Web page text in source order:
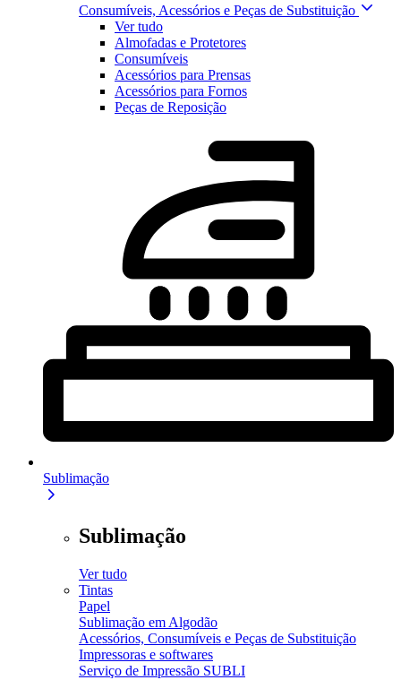
Consumíveis, Acessórios e Peças de Substituição
Ver tudo
Almofadas e Protetores
Consumíveis
Acessórios para Prensas
Acessórios para Fornos
Peças de Reposição
Sublimação
Sublimação
Ver tudo
Tintas
Papel
Sublimação em Algodão
Acessórios, Consumíveis e Peças de Substituição
Impressoras e softwares
Serviço de Impressão SUBLI